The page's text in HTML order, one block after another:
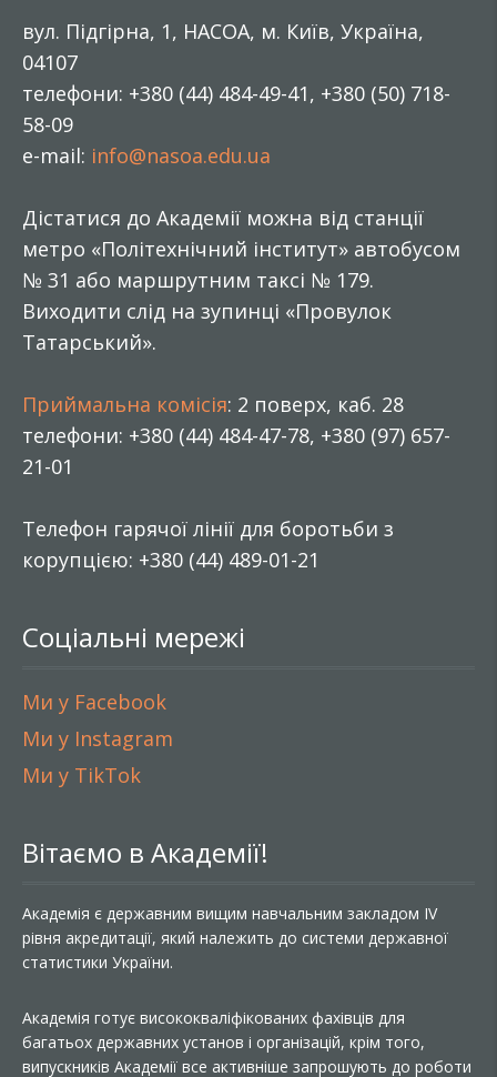
вул. Підгірна, 1, НАСОА, м. Київ, Україна,
04107
телефони: +380 (44) 484-49-41, +380 (50) 718-
58-09
e-mail: info@nasoa.edu.ua
Дістатися до Академії можна від станції
метро «Політехнічний інститут» автобусом
№ 31 або маршрутним таксі № 179.
Виходити слід на зупинці «Провулок
Татарський».
Приймальна комісія: 2 поверх, каб. 28
телефони: +380 (44) 484-47-78, +380 (97) 657-
21-01
Телефон гарячої лінії для боротьби з
корупцією: +380 (44) 489-01-21
Соціальні мережі
Ми у Facebook
Ми у Instagram
Ми у TikTok
Вітаємо в Академії!
Академія є державним вищим навчальним закладом IV
рівня акредитації, який належить до системи державної
статистики України.
Академія готує висококваліфікованих фахівців для
багатьох державних установ і організацій, крім того,
випускників Академії все активніше запрошують до роботи